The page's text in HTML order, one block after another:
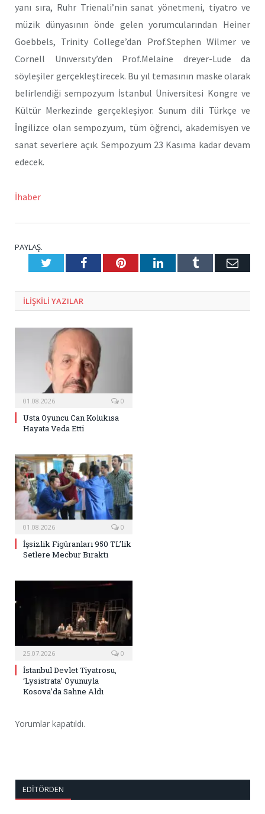
yanı sıra, Ruhr Trienali’nin sanat yönetmeni, tiyatro ve
müzik dünyasının önde gelen yorumcularından Heiner
Goebbels, Trinity College’dan Prof.Stephen Wilmer ve
Cornell Unıversıty’den Prof.Melaine dreyer-Lude da
söyleşiler gerçekleştirecek. Bu yıl temasının maske olarak
belirlendiği sempozyum İstanbul Üniversitesi Kongre ve
Kültür Merkezinde gerçekleşiyor. Sunum dili Türkçe ve
İngilizce olan sempozyum, tüm öğrenci, akademisyen ve
sanat severlere açık. Sempozyum 23 Kasıma kadar devam
edecek.
İhaber
PAYLAŞ.
TwitterFacebookPinterestLinkedInTumblr E-
ILIŞKILI YAZILAR
01.08.2026 0
Usta Oyuncu Can Kolukısa
Hayata Veda Etti
01.08.2026 0
İşsizlik Figüranları 950 TL’lik
Setlere Mecbur Bıraktı
25.07.2026 0
İstanbul Devlet Tiyatrosu,
‘Lysistrata’ Oyunuyla
Kosova’da Sahne Aldı
Yorumlar kapatıldı.
EDITÖRDEN